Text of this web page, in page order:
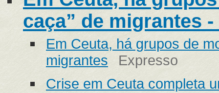
caça” de migrantes
Em Ceuta, há grupos de
migrantes
Expresso
Crise em Ceuta completa